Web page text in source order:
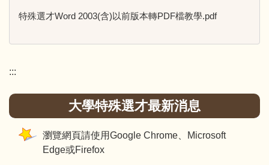
特殊選才Word 2003(含)以前版本轉PDF檔教學.pdf
:::
大學特殊選才最新消息
瀏覽網頁請使用Google Chrome、Microsoft
Edge或Firefox